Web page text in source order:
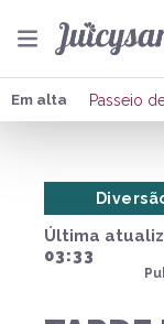
Em alta Passeio
Última
03:33